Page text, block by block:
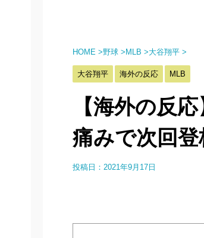
HOME >野球 > MLB >大谷翔平 >
大谷翔平 海外の反応 MLB
【海外の反
痛みで次回
投稿日： 2021年9月17日